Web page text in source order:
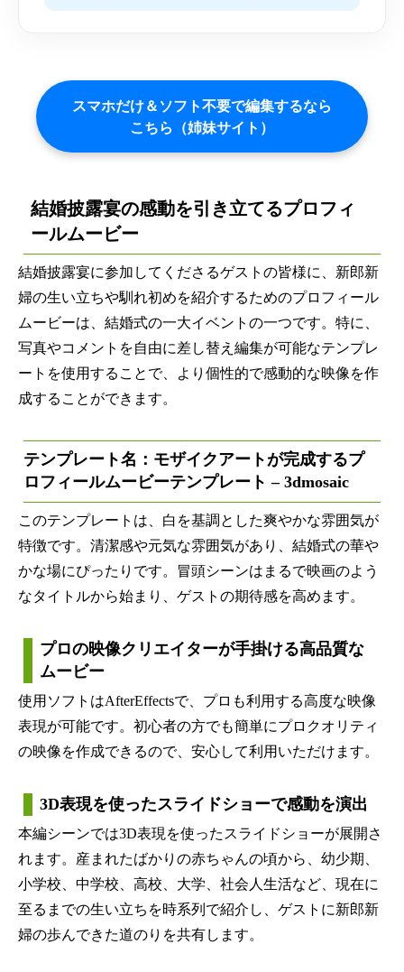
スマホだけ＆ソフト不要で編集するなら
こちら（姉妹サイト）
結婚披露宴の感動を引き立てるプロフィ
ールムービー
結婚披露宴に参加してくださるゲストの皆様に、新郎新
婦の生い立ちや馴れ初めを紹介するためのプロフィール
ムービーは、結婚式の一大イベントの一つです。特に、
写真やコメントを自由に差し替え編集が可能なテンプレ
ートを使用することで、より個性的で感動的な映像を作
成することができます。
テンプレート名：モザイクアートが完成するプ
ロフィールムービーテンプレート – 3dmosaic
このテンプレートは、白を基調とした爽やかな雰囲気が
特徴です。清潔感や元気な雰囲気があり、結婚式の華や
かな場にぴったりです。冒頭シーンはまるで映画のよう
なタイトルから始まり、ゲストの期待感を高めます。
プロの映像クリエイターが手掛ける高品質な
ムービー
使用ソフトはAfterEffectsで、プロも利用する高度な映像
表現が可能です。初心者の方でも簡単にプロクオリティ
の映像を作成できるので、安心して利用いただけます。
3D表現を使ったスライドショーで感動を演出
本編シーンでは3D表現を使ったスライドショーが展開さ
れます。産まれたばかりの赤ちゃんの頃から、幼少期、
小学校、中学校、高校、大学、社会人生活など、現在に
至るまでの生い立ちを時系列で紹介し、ゲストに新郎新
婦の歩んできた道のりを共有します。